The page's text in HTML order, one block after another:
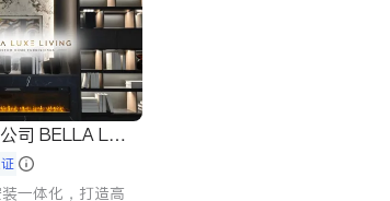
LUX
一体化，打造高